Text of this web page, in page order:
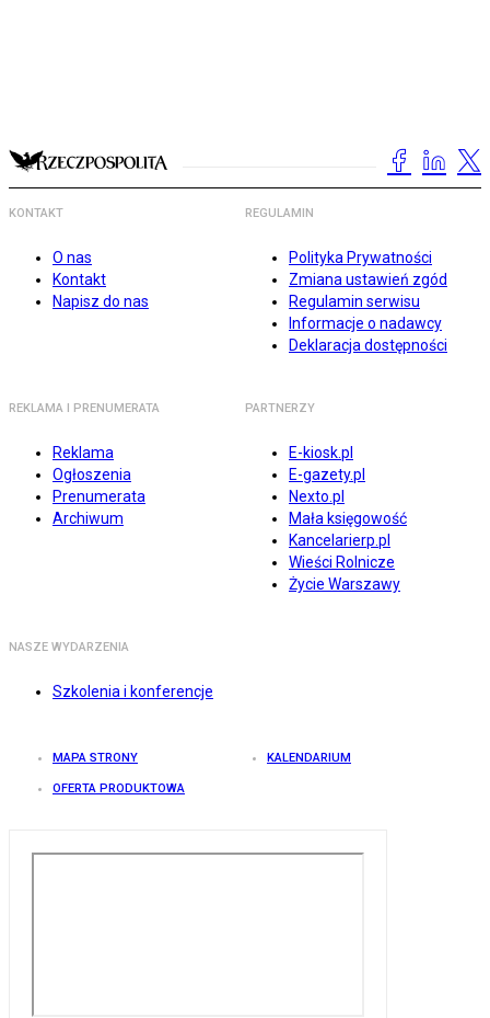
KONTAKT
O nas
Kontakt
Napisz do nas
REGULAMIN
Polityka Prywatności
Zmiana ustawień zgód
Regulamin serwisu
Informacje o nadawcy
Deklaracja dostępności
REKLAMA I PRENUMERATA
Reklama
Ogłoszenia
Prenumerata
Archiwum
PARTNERZY
E-kiosk.pl
E-gazety.pl
Nexto.pl
Mała księgowość
Kancelarierp.pl
Wieści Rolnicze
Życie Warszawy
NASZE WYDARZENIA
Szkolenia i konferencje
MAPA STRONY KALENDARIUM
OFERTA PRODUKTOWA